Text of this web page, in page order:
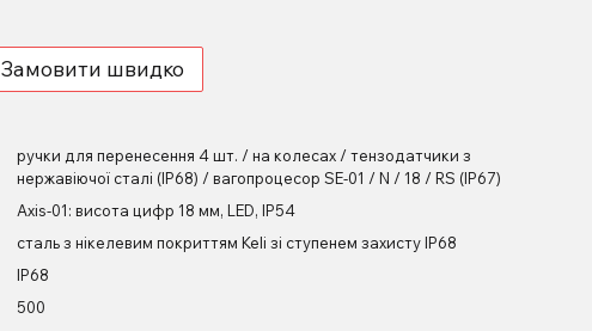
Замовити швидко
ручки для перенесення 4 шт. / на колесах / тензодатчики з
нержавіючої сталі (ІР68) / вагопроцесор SE-01 / N / 18 / RS (IP67)
Axis-01: висота цифр 18 мм, LED, IP54
сталь з нікелевим покриттям Keli зі ступенем захисту IP68
IP68
500